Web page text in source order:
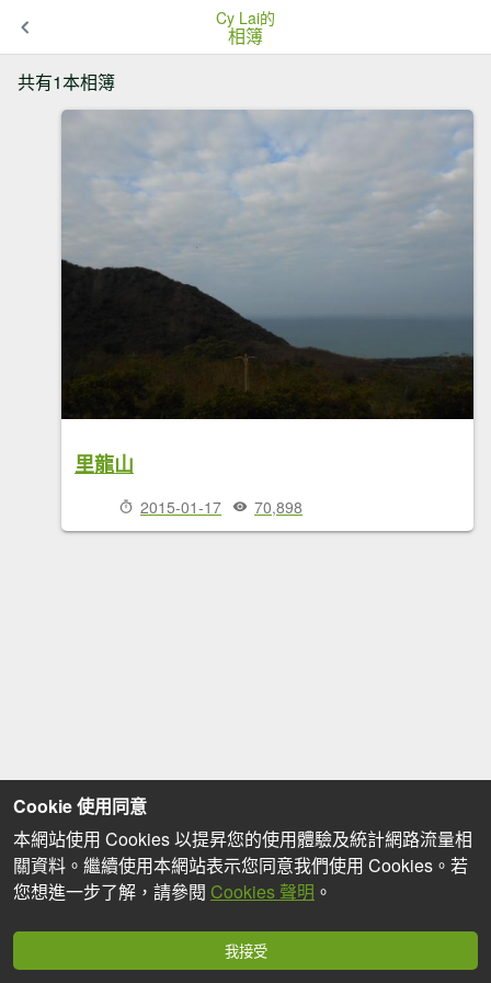
Cy Lai的
相簿
共有1本相簿
里龍山
2015-01-17 70,898
Cookie 使用同意
本網站使用 Cookies 以提昇您的使用體驗及統計網路流量相
關資料。繼續使用本網站表示您同意我們使用 Cookies。若
您想進一步了解，請參閱 Cookies 聲明 。
我接受